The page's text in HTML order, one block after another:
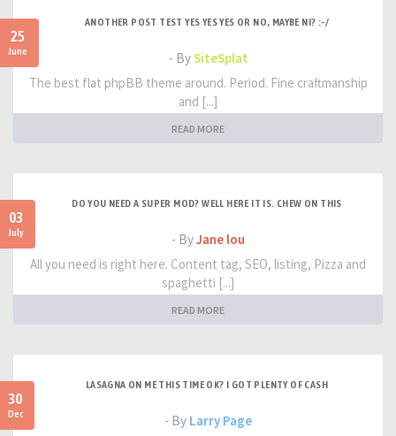
25
June
ANOTHER POST TEST YES YES YES OR NO, MAYBE NI? :-/
- BySiteSplat
The best flat phpBB theme around. Period. Fine craftmanship
and [...]
READ MORE
03
July
DO YOU NEED A SUPER MOD? WELL HERE IT IS. CHEW ON THIS
- ByJane lou
All you need is right here. Content tag, SEO, listing, Pizza and
spaghetti [...]
READ MORE
30
Dec
LASAGNA ON ME THIS TIME OK? I GOT PLENTY OF CASH
- By Larry Page